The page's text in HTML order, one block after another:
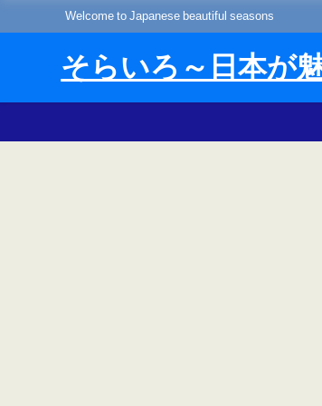
Welcome to Japanese beautiful seasons
そらいろ～日本が